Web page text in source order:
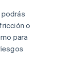
o
para